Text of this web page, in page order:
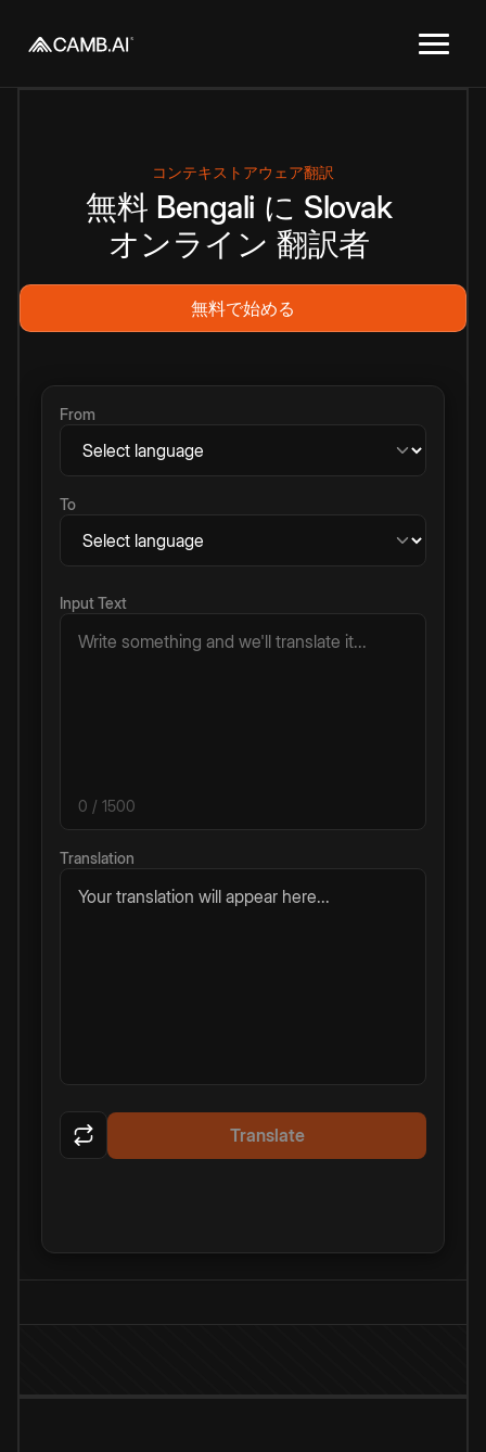
コンテキストアウェア翻訳
無料 Bengali に Slovak
オンライン 翻訳者
無料で始める
From
To
Input Text
0 / 1500
Translation
Your translation will appear here...
Translate